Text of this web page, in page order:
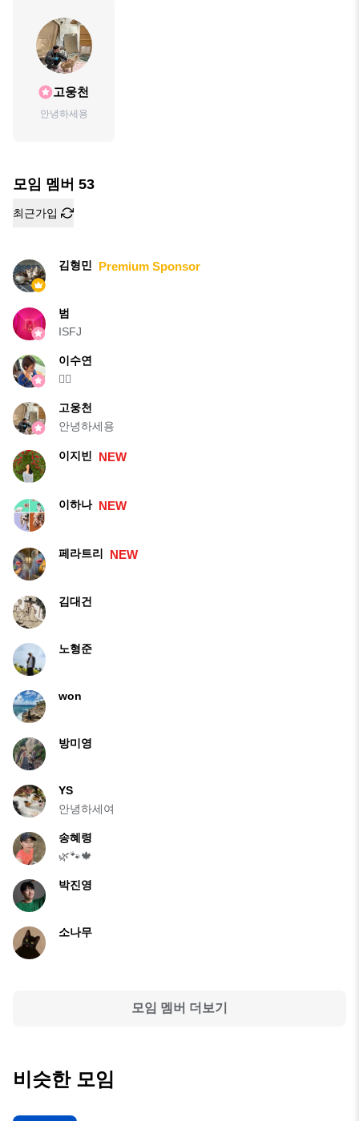
고웅천
안녕하세용
모임 멤버 53
최근가입
김형민 Premium Sponsor
범
ISFJ
이수연
🙋‍♀️
고웅천
안녕하세용
이지빈 NEW
이하나 NEW
페라트리 NEW
김대건
노형준
won
방미영
YS
안녕하세여
송혜령
🌿🐾🍁
박진영
소나무
모임 멤버 더보기
비슷한 모임